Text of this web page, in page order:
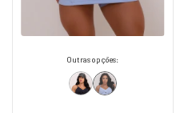
Outras opções: